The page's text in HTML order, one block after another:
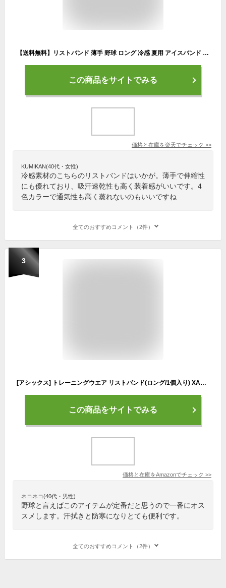
【送料無料】リストバンド 薄手 野球 ロング 冷感 夏用 アイスバンド 冷却バンド 通気性あり 伸縮性あり 吸汗速乾 おしゃれ
この商品をサイトでみる
価格と在庫を楽天でチェック >>
KUMIKAN(40代・女性)
冷感素材のこちらのリストバンドはいかが。薄手で伸縮性
にも優れており、吸汗速乾性も高く装着感がいいです。4
色カラーで通気性も高く蒸れないのもいいですね
全てのおすすめコメント（2件）
3
[アシックス] トレーニングウエア リストバンド(ロング/1個入り) XAG071 [メンズ] ネイビー 日本 F (FREE サイズ)
この商品をサイトでみる
価格と在庫をAmazonでチェック >>
ネコネコ(40代・男性)
野球と言えばこのアイテムが定番だと思うので一番にオス
スメします。汗拭きと防寒になりとても便利です。
全てのおすすめコメント（2件）